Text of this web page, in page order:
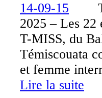
2025 – Les
T-MISS, du
Témiscouata
et femme
Lire la suite